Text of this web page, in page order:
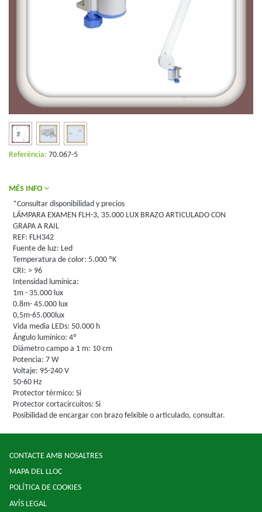
Referència: 70.067-5
MÉS INFO
*Consultar disponibilidad y precios
LÁMPARA EXAMEN FLH-3, 35.000 LUX BRAZO ARTICULADO CON
GRAPA A RAIL
REF: FLH342
Fuente de luz: Led
Temperatura de color: 5.000 ºK
CRI: > 96
Intensidad lumínica:
1m - 35.000 lux
0.8m- 45.000 lux
0,5m-65.000lux
Vida media LEDs: 50.000 h
Ángulo lumínico: 4º
Diámetro campo a 1 m: 10 cm
Potencia: 7 W
Voltaje: 95-240 V
50-60 Hz
Protector térmico: Si
Protector cortacircuitos: Si
Posibilidad de encargar con brazo felxible o articulado, consultar.
CONTACTE AMB NOSALTRES
MAPA DEL LLOC
POLÍTICA DE COOKIES
AVÍS LEGAL